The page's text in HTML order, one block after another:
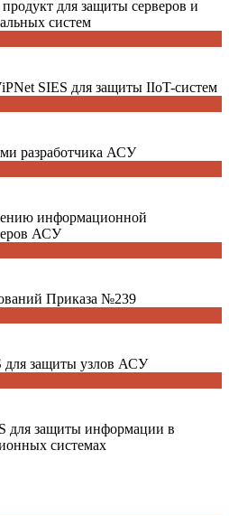
для защиты серверов и
систем
SIES для защиты IIoT-систем
разработчика АСУ
информационной
АСУ
Приказа №239
для защиты узлов АСУ
для защиты информации в
системах